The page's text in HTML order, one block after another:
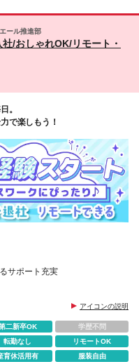
波 など 兵庫県……神戸市メ
岡県……博多・天神 など
ール推進部
/おしゃれOK/リモート・
。
で楽しもう！
サポート充実
アイコンの説明
二新卒OK
学歴不問
転勤なし
リモートOK
育休活用有
服装自由